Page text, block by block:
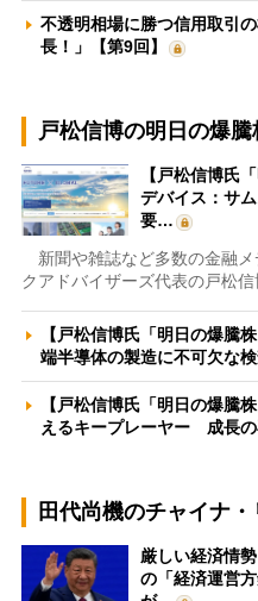
不透明相場に勝つ信用取引
長！」【第9回】
戸松信博の明日の爆騰
【戸松信博氏
デバイス：サ
要…
新聞や雑誌など多数の金融
クアドバイザーズ代表の戸松
【戸松信博氏「明日の爆騰
端半導体の製造に不可欠な
【戸松信博氏「明日の爆騰
えるキープレーヤー 成長
田代尚機のチャイナ
厳しい経済情
の「経済運営